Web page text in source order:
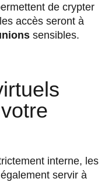
de crypter
accès seront à
sensibles.
interne, les
servir à